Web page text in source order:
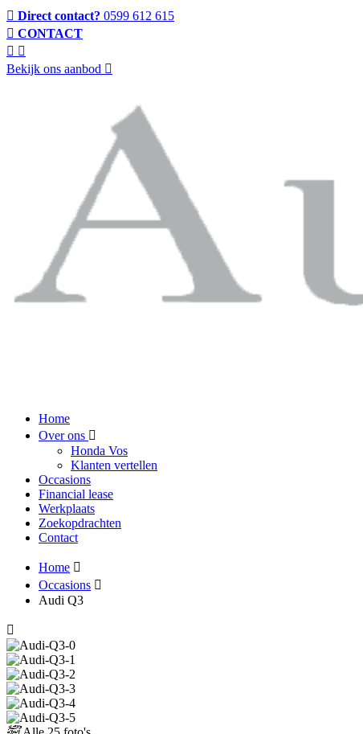
Direct contact? 0599 612 615
CONTACT
Bekijk ons aanbod
Home
Over ons
Honda Vos
Klanten vertellen
Occasions
Financial lease
Werkplaats
Zoekopdrachten
Contact
Home
Occasions
Audi Q3